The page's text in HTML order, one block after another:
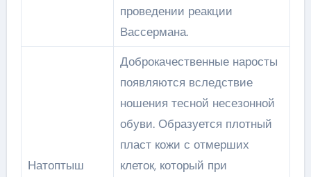
проведении реакции
Вассермана.
Натоптыш
Доброкачественные наросты
появляются вследствие
ношения тесной несезонной
обуви. Образуется плотный
пласт кожи с отмерших
клеток, который при